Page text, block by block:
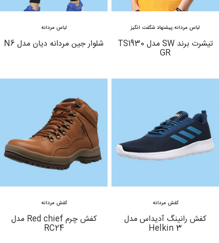
مشاهدهلباس مردانه,پیشنهاد شگفت انگیز
تیشرت برند SW مدل TS1930
GR
مشاهده
لباس مردانه
شلوار جین مردانه دیان مدل N6
مشاهده
کفش مردانه
کفش رانینگ آدیداس مدل
Helkin 3
مشاهده
کفش مردانه
کفش چرم Red chief مدل
RC24